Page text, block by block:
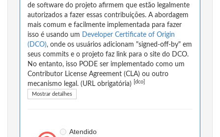
de software do projeto afirmem que estão legalmente
autorizados a fazer essas contribuições. A abordagem
mais comum e facilmente implementada para fazer
isso é usando um Developer Certificate of Origin
(DCO), onde os usuários adicionam "signed-off-by" em
seus commits e o projeto faz link para o site do DCO.
No entanto, isso PODE ser implementado como um
Contributor License Agreement (CLA) ou outro
mecanismo legal. (URL obrigatória)
[dco]
Mostrar detalhes
Atendido